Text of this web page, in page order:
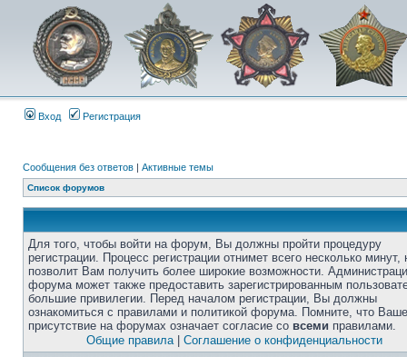
Вход Регистрация
Сообщения без ответов | Активные темы
Список форумов
Для того, чтобы войти на форум, Вы должны пройти процедуру
регистрации. Процесс регистрации отнимет всего несколько минут,
позволит Вам получить более широкие возможности.
форума может также предоставить зарегистрированным
большие привилегии. Перед началом регистрации, Вы должны
ознакомиться с правилами и политикой форума. Помните, что Ваше
присутствие на форумах означает согласие со всеми правилами.
Общие правила| Соглашение о конфиденциальности